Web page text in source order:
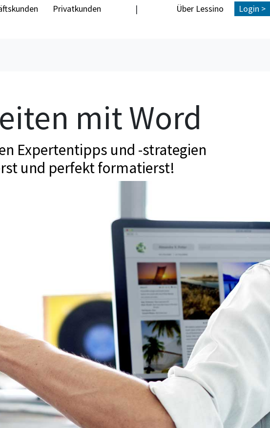
Privatkunden | Über Lessino Login >
mit Word
Expertentipps und -strategien
und perfekt formatierst!